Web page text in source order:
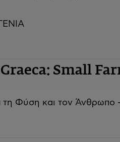
Small
τη Φύση και τον Άνθρωπο